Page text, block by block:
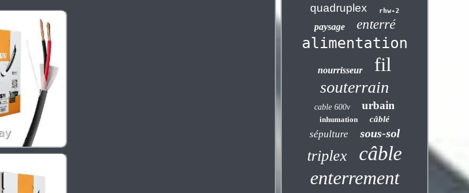
quadruplex rhw-2
paysage enterré
alimentation
nourrisseur fil
souterrain
cable 600v urbain
inhumation câblé
sépulture sous-sol
triplex câble
enterrement